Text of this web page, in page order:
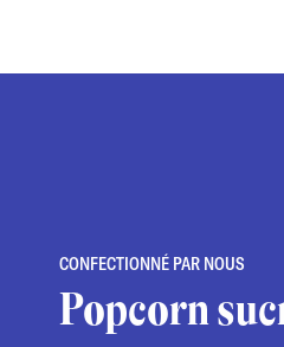
CONFECTIONNÉ PAR NOUS
Popcorn